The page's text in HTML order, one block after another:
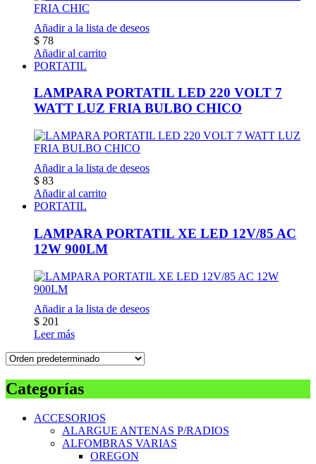
Añadir a la lista de deseos
$ 78
Añadir al carrito
PORTATIL
LAMPARA PORTATIL LED 220 VOLT 7
WATT LUZ FRIA BULBO CHICO
Añadir a la lista de deseos
$ 83
Añadir al carrito
PORTATIL
LAMPARA PORTATIL XE LED 12V/85 AC
12W 900LM
Añadir a la lista de deseos
$ 201
Leer más
Categorías
ACCESORIOS
ALARGUE ANTENAS P/RADIOS
ALFOMBRAS VARIAS
OREGON